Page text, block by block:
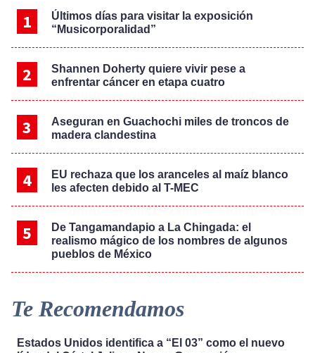
Últimos días para visitar la exposición
“Musicorporalidad”
Shannen Doherty quiere vivir pese a
enfrentar cáncer en etapa cuatro
Aseguran en Guachochi miles de troncos de
madera clandestina
EU rechaza que los aranceles al maíz blanco
les afecten debido al T-MEC
De Tangamandapio a La Chingada: el
realismo mágico de los nombres de algunos
pueblos de México
Te Recomendamos
Estados Unidos identifica a “El 03” como el nuevo